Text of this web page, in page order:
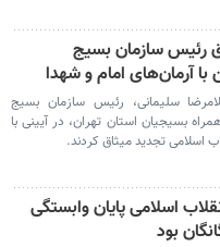
رئیس سازمان بسیج
آرمان‌های امام و شهدا
سلیمانی، رئیس سازمان بسیج
بسیجیان استان تهران، در آیینی با
اسلامی تجدید میثاق کردند.
اسلامی پایان وابستگی
بود